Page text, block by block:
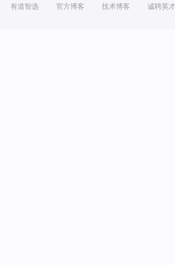
有道智选 官方博客 技术博客 诚聘英才